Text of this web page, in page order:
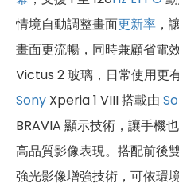
情境自動調整畫面更新率 ，
畫面更流暢，同時兼顧省電
Victus 2 玻璃，日常使用更
Sony Xperia 1 VIII 搭載由
BRAVIA 顯示技術，讓手機
高品質影像表現。搭配前後
強光影像增強技術，可依環